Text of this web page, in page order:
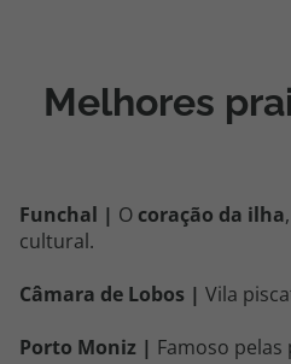
Melhores
Funchal | O coração da ilha
cultural.
Câmara de Lobos | Vila
Porto Moniz | Famoso